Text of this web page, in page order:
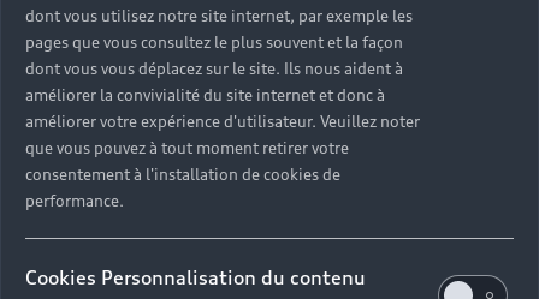
dont vous utilisez notre site internet, par exemple les
pages que vous consultez le plus souvent et la façon
dont vous vous déplacez sur le site. Ils nous aident à
améliorer la convivialité du site internet et donc à
améliorer votre expérience d'utilisateur. Veuillez noter
que vous pouvez à tout moment retirer votre
consentement à l'installation de cookies de
performance.
Cookies Personnalisation du contenu